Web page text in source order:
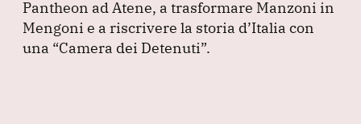
Pantheon ad Atene, a trasformare Manzoni in
Mengoni e a riscrivere la storia d’Italia con
una “Camera dei Detenuti”.